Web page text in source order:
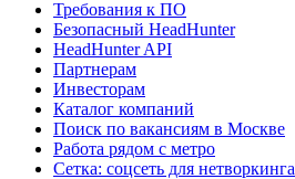
Требования к ПО
Безопасный HeadHunter
HeadHunter API
Партнерам
Инвесторам
Каталог компаний
Поиск по вакансиям в Москве
Работа рядом с метро
Сетка: соцсеть для нетворкинга